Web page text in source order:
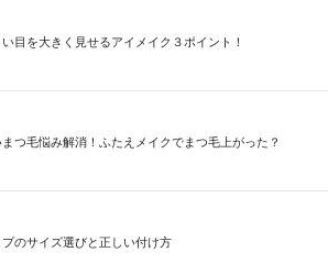
目を大きく見せるアイメイク３ポイント！
まつ毛悩み解消！ふたえメイクでまつ毛上がった？
のサイズ選びと正しい付け方